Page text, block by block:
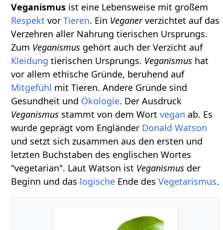
Veganismus ist eine Lebensweise mit großem
Respekt vorTieren. Ein Veganerverzichtet auf das
Verzehren aller Nahrung tierischen Ursprungs.
Zum Veganismus gehört auch der Verzicht auf
Kleidung tierischen Ursprungs. Veganismus hat
vor allem ethische Gründe, beruhend auf
Mitgefühl mit Tieren. Andere Gründe sind
Gesundheit und Ökologie. Der Ausdruck
Veganismus stammt von dem Wortvegan ab. Es
wurde geprägt vom Engländer Donald Watson
und setzt sich zusammen aus den ersten und
letzten Buchstaben des englischen Wortes
"vegetarian". Laut Watson ist Veganismus der
Beginn und das logische Ende desVegetarismus.